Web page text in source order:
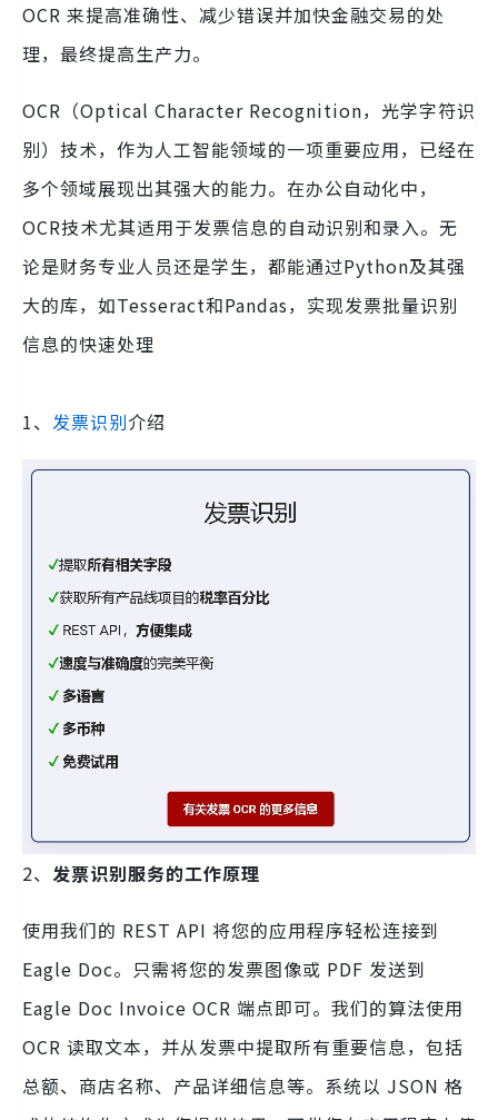
OCR 来提高准确性、减少错误并加快金融交易的处
理，最终提高生产力。
OCR（Optical Character Recognition，光学字符识
别）技术，作为人工智能领域的一项重要应用，已经在
多个领域展现出其强大的能力。在办公自动化中，
OCR技术尤其适用于发票信息的自动识别和录入。无
论是财务专业人员还是学生，都能通过Python及其强
大的库，如Tesseract和Pandas，实现发票批量识别
信息的快速处理
1、 发票识别介绍
2、 发票识别服务的工作原理
使用我们的 REST API 将您的应用程序轻松连接到
Eagle Doc。只需将您的发票图像或 PDF 发送到
Eagle Doc Invoice OCR 端点即可。我们的算法使用
OCR 读取文本，并从发票中提取所有重要信息，包括
总额、商店名称、产品详细信息等。系统以 JSON 格